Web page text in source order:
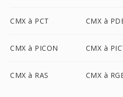
CMX à PCT CMX à
CMX à PICON CMX à
CMX à RAS CMX à